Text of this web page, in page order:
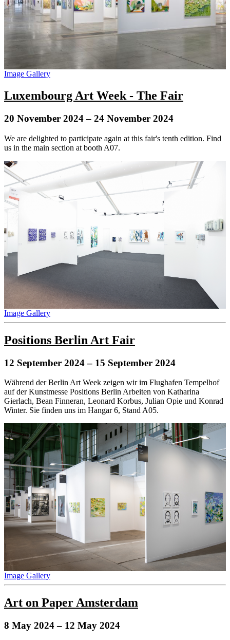
Image Gallery
Luxembourg Art Week - The Fair
20 November 2024– 24 November 2024
We are delighted to participate again at this fair's tenth edition. Find
us in the main section at booth A07.
Image Gallery
Positions Berlin Art Fair
12 September 2024– 15 September 2024
Während der Berlin Art Week zeigen wir im Flughafen Tempelhof
auf der Kunstmesse Positions Berlin Arbeiten von Katharina
Gierlach, Bean Finneran, Leonard Korbus, Julian Opie und Konrad
Winter. Sie finden uns im Hangar 6, Stand A05.
Image Gallery
Art on Paper Amsterdam
8 May 2024– 12 May 2024